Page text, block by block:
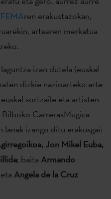
ren erakustazokan,
artearen merkatua
izan dutela (euskal
dizkie nazioarteko arte-
sortzaile eta artisten
CarrerasMugica
lanak izango ditu erakusgai:
Jon Mikel Euba,
; baita Armando
Angela de la Cruz